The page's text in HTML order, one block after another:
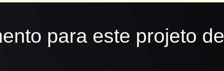
para este projeto de